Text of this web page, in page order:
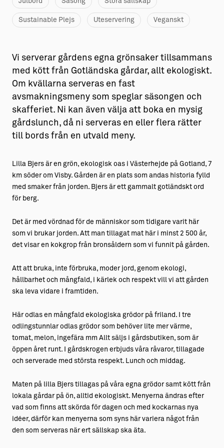
Sustainable Plejs Uteservering Veganskt
Vi serverar gårdens egna grönsaker tillsammans
med kött från Gotländska gårdar, allt ekologiskt.
Om kvällarna serveras en fast
avsmakningsmeny som speglar säsongen och
skafferiet. Ni kan även välja att boka en mysig
gårdslunch, då ni serveras en eller flera rätter
till bords från en utvald meny.
Lilla Bjers är en grön, ekologisk oas i Västerhejde på Gotland, 7
km söder om Visby. Gården är en plats som andas historia fylld
med smaker från jorden. Bjers är ett gammalt gotländskt ord
för berg.
Det är med vördnad för de människor som tidigare varit här
som vi brukar jorden. Att man tillagat mat här i minst 2 500 år,
det visar en kokgrop från bronsåldern som vi funnit på gården.
Att att bruka, inte förbruka, moder jord, genom ekologi,
hållbarhet och mångfald, i kärlek och respekt vill vi att gården
ska leva vidare i framtiden.
Här odlas en mångfald ekologiska grödor på friland. I tre
odlingstunnlar odlas grödor som behöver lite mer värme,
tomat, melon, ingefära mm Allt säljs i gårdsbutiken, som är
öppen året runt. I gårdskrogen erbjuds våra råvaror, tillagade
och serverade med största respekt. Lunch och middag.
Maten på lilla Bjers tillagas på våra egna grödor samt kött från
lokala gårdar på ön, alltid ekologiskt. Menyerna ändras efter
vad som finns att skörda för dagen och med kockarnas nya
idéer, därför kan menyerna som syns här variera något från
den som serveras när ert sällskap ska äta.